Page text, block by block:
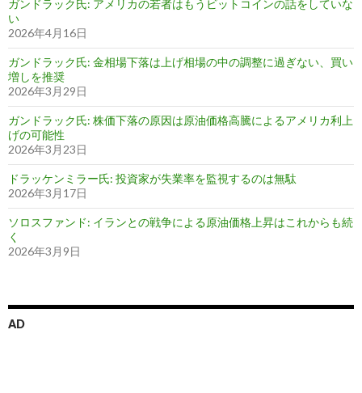
ガンドラック氏: アメリカの若者はもうビットコインの話をしていな
い
2026年4月16日
ガンドラック氏: 金相場下落は上げ相場の中の調整に過ぎない、買い
増しを推奨
2026年3月29日
ガンドラック氏: 株価下落の原因は原油価格高騰によるアメリカ利上
げの可能性
2026年3月23日
ドラッケンミラー氏: 投資家が失業率を監視するのは無駄
2026年3月17日
ソロスファンド: イランとの戦争による原油価格上昇はこれからも続
く
2026年3月9日
AD